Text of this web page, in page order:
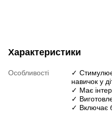
Характеристики
Особливості
✓ Стимулює
навичок у
✓ Має
✓
✓ Включає